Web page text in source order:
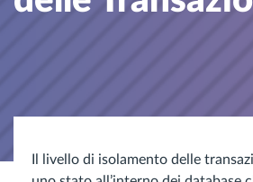
Il livello di isolamento delle